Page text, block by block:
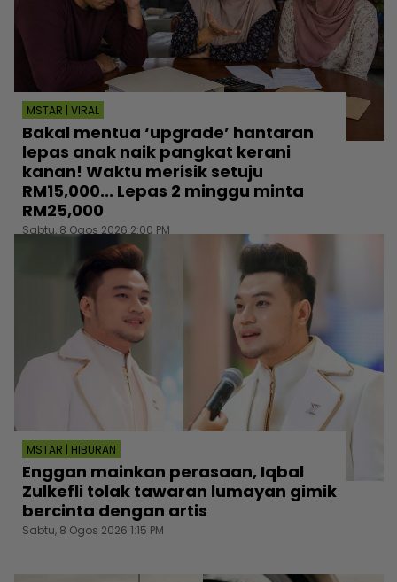
MSTAR | VIRAL
Bakal mentua ‘upgrade’ hantaran
lepas anak naik pangkat kerani
kanan! Waktu merisik setuju
RM15,000... Lepas 2 minggu minta
RM25,000
Sabtu, 8 Ogos 2026 2:00 PM
MSTAR | HIBURAN
Enggan mainkan perasaan, Iqbal
Zulkefli tolak tawaran lumayan gimik
bercinta dengan artis
Sabtu, 8 Ogos 2026 1:15 PM